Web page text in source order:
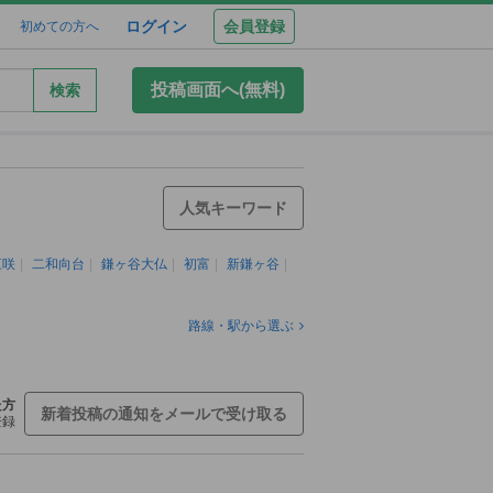
初めての方へ ログイン 会員登録
検索 投稿画面へ(無料)
人気キーワード
二和向台 鎌ヶ谷大仏 初富 新鎌ヶ谷
路線・駅から選ぶ
新着投稿の通知をメールで受け取る